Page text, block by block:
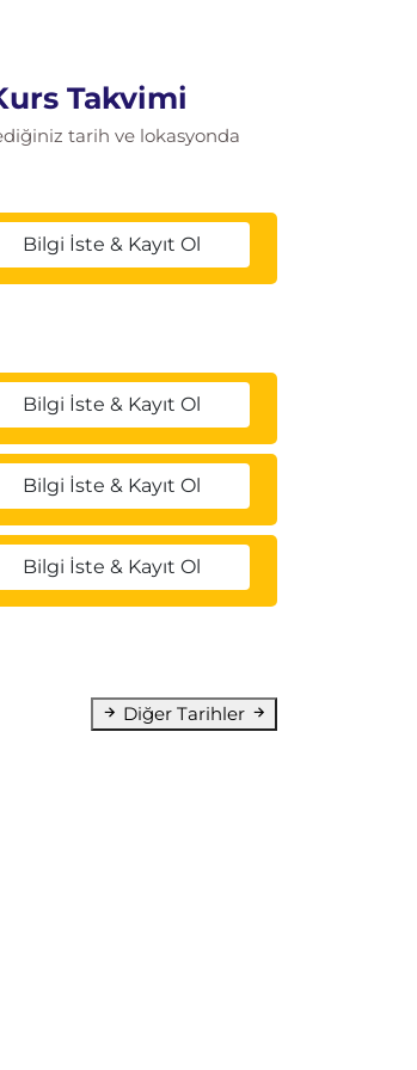
Takvimi
tarih ve lokasyonda
Bilgi İste & Kayıt Ol
Bilgi İste & Kayıt Ol
Bilgi İste & Kayıt Ol
Bilgi İste & Kayıt Ol
Diğer Tarihler